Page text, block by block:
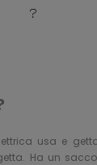
usa e
Ha un